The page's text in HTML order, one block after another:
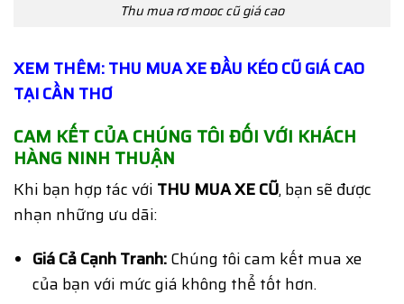
Thu mua rơ mooc cũ giá cao
XEM THÊM: THU MUA XE ĐẦU KÉO CŨ GIÁ CAO
TẠI CẦN THƠ
CAM KẾT CỦA CHÚNG TÔI ĐỐI VỚI KHÁCH
HÀNG NINH THUẬN
Khi bạn hợp tác với THU MUA XE CŨ, bạn sẽ được
nhạn những ưu dãi:
Giá Cả Cạnh Tranh:Chúng tôi cam kết mua xe
của bạn với mức giá không thể tốt hơn.